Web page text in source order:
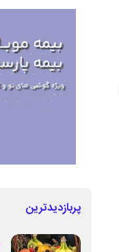
پربازدیدترین